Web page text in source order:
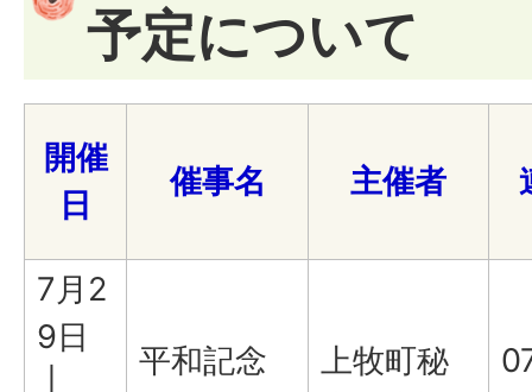
予定について
開催
日
催事名 主催者
7月2
9日
平和記念
上牧町秘